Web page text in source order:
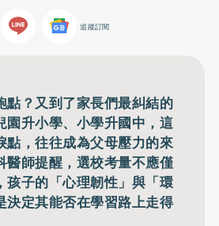
追蹤訂閱
點？又到了家長們最糾結的
園升小學、小學升國中，這
點，往往成為父母壓力的來
醫師提醒，選校考量不應僅
孩子的「心理韌性」與「環
決定其能否在學習路上走得